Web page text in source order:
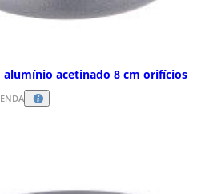
alumínio acetinado 8 cm orifícios